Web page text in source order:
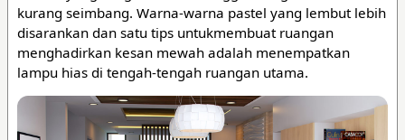
kurang seimbang. Warna-warna pastel yang lembut lebih
disarankan dan satu tips untukmembuat ruangan
menghadirkan kesan mewah adalah menempatkan
lampu hias di tengah-tengah ruangan utama.